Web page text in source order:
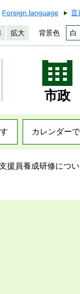
Foreign language 音
拡大 背景色 白
市政
カレンダー
援員養成研修につい